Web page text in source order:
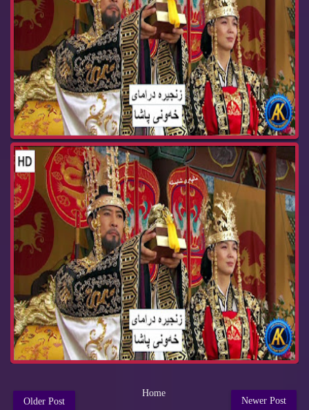
زنجیره‌ درامای خه‌ونی پاشا ئه‌ڵقه‌ی 62 dramay x...
Newer Post
Older Post
Home